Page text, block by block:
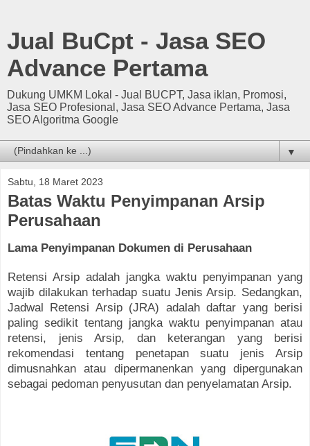
Jual BuCpt - Jasa SEO
Advance Pertama
Dukung UMKM Lokal - Jual BUCPT, Jasa iklan, Promosi,
Jasa SEO Profesional, Jasa SEO Advance Pertama, Jasa
SEO Algoritma Google
▼
Sabtu, 18 Maret 2023
Batas Waktu Penyimpanan Arsip
Perusahaan
Lama Penyimpanan Dokumen di Perusahaan
Retensi Arsip adalah jangka waktu penyimpanan yang
wajib dilakukan terhadap suatu Jenis Arsip. Sedangkan,
Jadwal Retensi Arsip (JRA) adalah daftar yang berisi
paling sedikit tentang jangka waktu penyimpanan atau
retensi, jenis Arsip, dan keterangan yang berisi
rekomendasi tentang penetapan suatu jenis Arsip
dimusnahkan atau dipermanenkan yang dipergunakan
sebagai pedoman penyusutan dan penyelamatan Arsip.